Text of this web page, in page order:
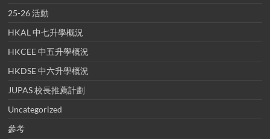
25-26 活動
HKAL 中七升學概況
HKCEE 中五升學概況
HKDSE 中六升學概況
JUPAS 校長推薦計劃
Uncategorized
參考